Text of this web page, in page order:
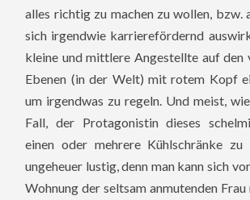
alles richtig zu machen zu wollen, bzw.
sich irgendwie karrierefördernd
kleine und mittlere Angestellte auf den
Ebenen (in der Welt) mit rotem Kopf
um irgendwas zu regeln. Und meist,
Fall, der Protagonistin dieses
einen oder mehrere Kühlschränke
ungeheuer lustig, denn man kann sich
Wohnung der seltsam anmutenden